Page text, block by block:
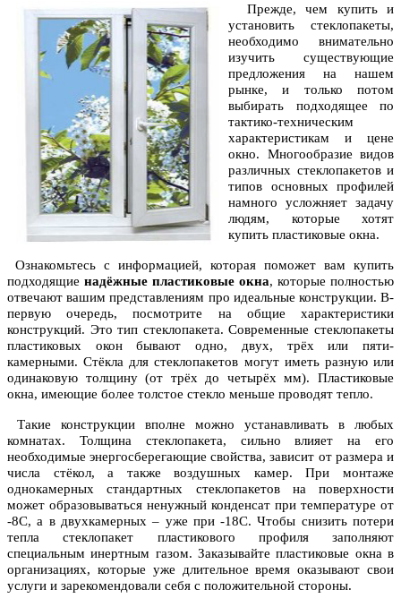
Прежде, чем купить и
установить стеклопакеты,
необходимо внимательно
изучить существующие
предложения на нашем
рынке, и только потом
выбирать подходящее по
тактико-техническим
характеристикам и цене
окно. Многообразие видов
различных стеклопакетов и
типов основных профилей
намного усложняет задачу
людям, которые хотят
купить пластиковые окна.
Ознакомьтесь с информацией, которая поможет вам купить
подходящие надёжные пластиковые окна, которые полностью
отвечают вашим представлениям про идеальные конструкции. В-
первую очередь, посмотрите на общие характеристики
конструкций. Это тип стеклопакета. Современные стеклопакеты
пластиковых окон бывают одно, двух, трёх или пяти-
камерными. Стёкла для стеклопакетов могут иметь разную или
одинаковую толщину (от трёх до четырёх мм). Пластиковые
окна, имеющие более толстое стекло меньше проводят тепло.
Такие конструкции вполне можно устанавливать в любых
комнатах. Толщина стеклопакета, сильно влияет на его
необходимые энергосберегающие свойства, зависит от размера и
числа стёкол, а также воздушных камер. При монтаже
однокамерных стандартных стеклопакетов на поверхности
может образовываться ненужный конденсат при температуре от
-8С, а в двухкамерных – уже при -18С. Чтобы снизить потери
тепла стеклопакет пластикового профиля заполняют
специальным инертным газом. Заказывайте пластиковые окна в
организациях, которые уже длительное время оказывают свои
услуги и зарекомендовали себя с положительной стороны.